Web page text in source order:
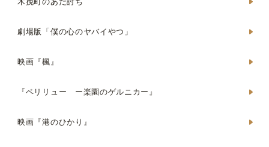
劇場版「僕の心のヤバイやつ」
映画『楓』
『ペリリュー ー楽園のゲルニカー』
映画『港のひかり』